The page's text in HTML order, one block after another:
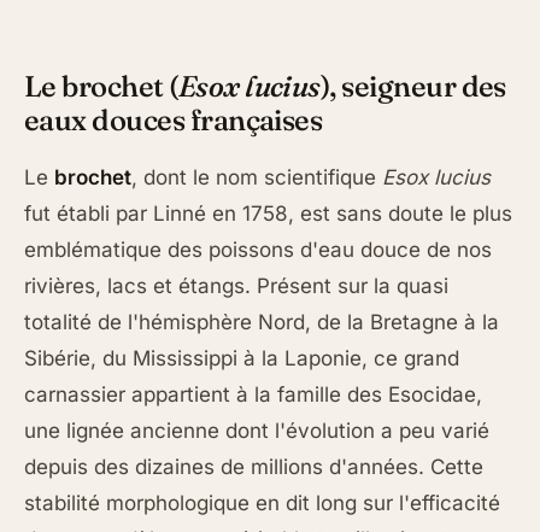
Le brochet (Esox lucius), seigneur des
eaux douces françaises
Le brochet, dont le nom scientifique Esox lucius
fut établi par Linné en 1758, est sans doute le plus
emblématique des poissons d'eau douce de nos
rivières, lacs et étangs. Présent sur la quasi
totalité de l'hémisphère Nord, de la Bretagne à la
Sibérie, du Mississippi à la Laponie, ce grand
carnassier appartient à la famille des Esocidae,
une lignée ancienne dont l'évolution a peu varié
depuis des dizaines de millions d'années. Cette
stabilité morphologique en dit long sur l'efficacité